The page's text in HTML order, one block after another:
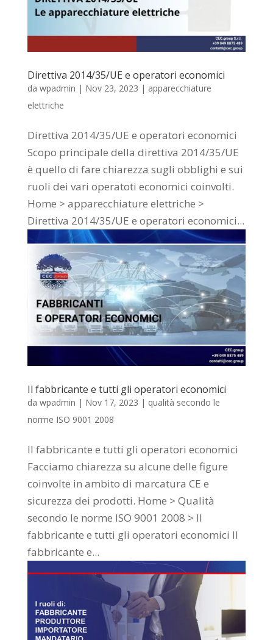
Direttiva 2014/35/UE e operatori economici
da wpadmin | Nov 23, 2023 | apparecchiature
elettriche
Direttiva 2014/35/UE e operatori economici
Scopo principale della direttiva 2014/35/UE
è quello di fare chiarezza sugli obblighi e sui
ruoli dei vari operatoti economici coinvolti.
Home > apparecchiature elettriche >
Direttiva 2014/35/UE e operatori economici...
Il fabbricante e tutti gli operatori economici
da wpadmin | Nov 17, 2023 | qualità secondo le
norme ISO 9001 2008
Il fabbricante e tutti gli operatori economici
Facciamo chiarezza su alcune delle figure
coinvolte in ambito di marcatura CE e
sicurezza dei prodotti. Home > Qualità
secondo le norme ISO 9001 2008 > Il
fabbricante e tutti gli operatori economici Il
fabbricante e...